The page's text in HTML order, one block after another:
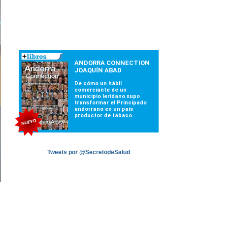
Tweets por @SecretodeSalud